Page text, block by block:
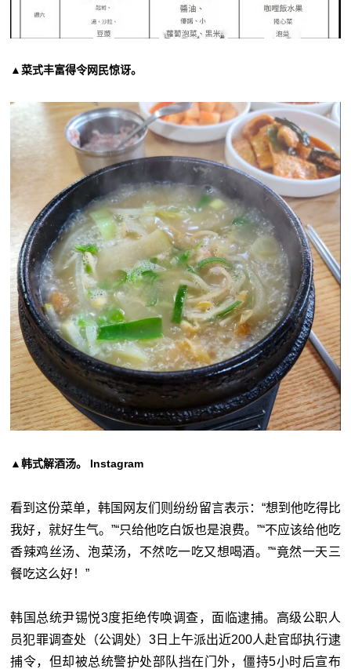
▲菜式丰富得令网民惊讶。
▲韩式解酒汤。 Instagram
看到这份菜单，韩国网友们则纷纷留言表示：“想到他吃得比
我好，就好生气。”“只给他吃白饭也是浪费。”“不应该给他吃
香辣鸡丝汤、泡菜汤，不然吃一吃又想喝酒。”“竟然一天三
餐吃这么好！”
韩国 总统尹锡悦3度拒绝传唤调查，面临逮捕。高级公职人
员犯罪调查处（公调处）3日上午派出近200人赴官邸执行逮
捕令，但却被总统警护处部队挡在门外，僵持5小时后宣布